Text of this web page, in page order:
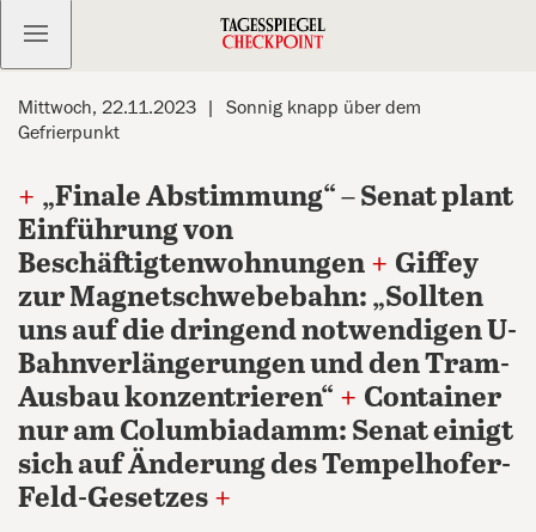
Kostenlos anmelden
Mittwoch, 22.11.2023
Sonnig knapp über dem
Gefrierpunkt
+ „Finale Abstimmung“ – Senat plant
Einführung von
Beschäftigtenwohnungen + Giffey
zur Magnetschwebebahn: „Sollten
uns auf die dringend notwendigen U-
Bahnverlängerungen und den Tram-
Ausbau konzentrieren“ + Container
nur am Columbiadamm: Senat einigt
sich auf Änderung des Tempelhofer-
Feld-Gesetzes +